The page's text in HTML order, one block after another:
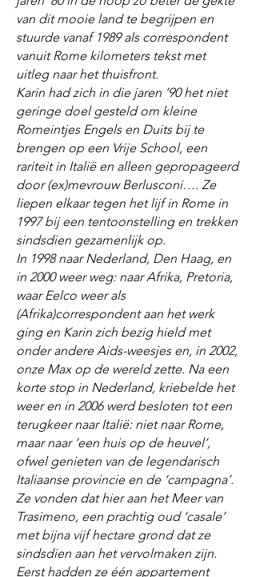
van dit mooie land te begrijpen en
stuurde vanaf 1989 als correspondent
vanuit Rome kilometers tekst met
uitleg naar het thuisfront.
Karin had zich in die jaren ’90 het niet
geringe doel gesteld om kleine
Romeintjes Engels en Duits bij te
brengen op een Vrije School, een
rariteit in Italië en alleen gepropageerd
door (ex)mevrouw Berlusconi…. Ze
liepen elkaar tegen het lijf in Rome in
1997 bij een tentoonstelling en trekken
sindsdien gezamenlijk op.
In 1998 naar Nederland, Den Haag, en
in 2000 weer weg: naar Afrika, Pretoria,
waar Eelco weer als
(Afrika)correspondent aan het werk
ging en Karin zich bezig hield met
onder andere Aids-weesjes en, in 2002,
onze Max op de wereld zette. Na een
korte stop in Nederland, kriebelde het
weer en in 2006 werd besloten tot een
terugkeer naar Italië: niet naar Rome,
maar naar ‘een huis op de heuvel’,
ofwel genieten van de legendarisch
Italiaanse provincie en de ‘campagna’.
Ze vonden dat hier aan het Meer van
Trasimeno, een prachtig oud ‘casale’
met bijna vijf hectare grond dat ze
sindsdien aan het vervolmaken zijn.
Eerst hadden ze één appartement